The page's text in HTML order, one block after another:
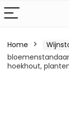
Home
hoekhout,